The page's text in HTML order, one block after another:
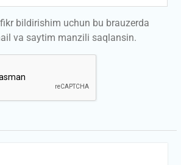
bildirishim uchun bu brauzerda
va saytim manzili saqlansin.